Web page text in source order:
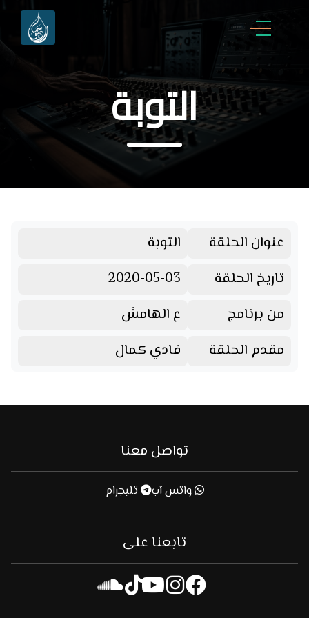
التوبة
عنوان الحلقة
التوبة
تاريخ الحلقة
2020-05-03
من برنامج
ع الهامش
مقدم الحلقة
فادي كمال
تواصل معنا
واتس آب تليجرام
تابعنا على